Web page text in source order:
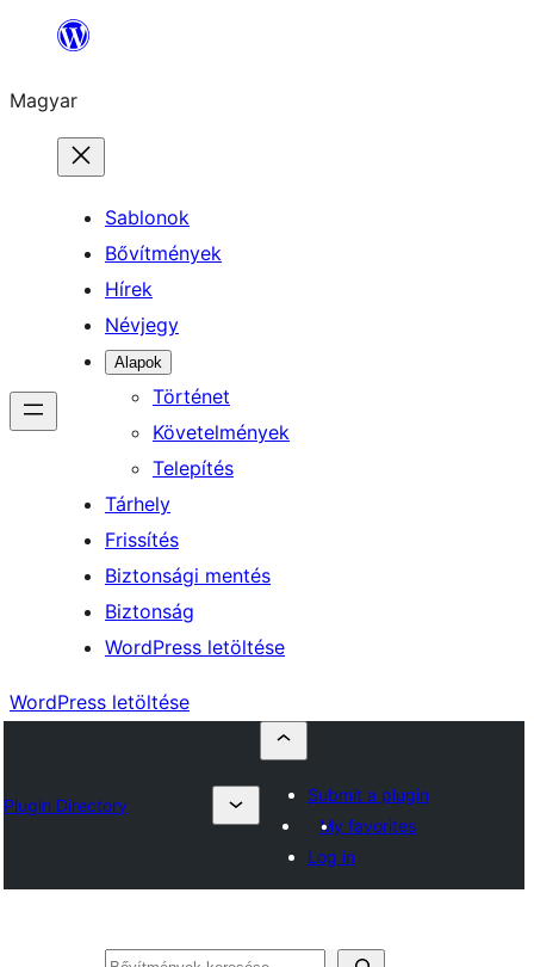
Ugrás
tartalomhoz
Magyar
Sablonok
Bővítmények
Hírek
Névjegy
Alapok
Történet
Követelmények
Telepítés
Tárhely
Frissítés
Biztonsági mentés
Biztonság
WordPress letöltése
WordPress letöltése
Plugin Directory
Submit a plugin
My favorites
Log in